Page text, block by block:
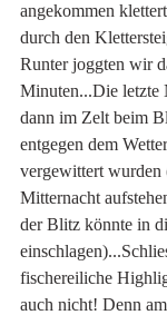
angekommen
durch den
Runter joggten wir
Minuten...Die letzte
dann im Zelt beim
entgegen dem
vergewittert wurden
Mitternacht
der Blitz könnte in
fischereiliche
auch nicht! Denn